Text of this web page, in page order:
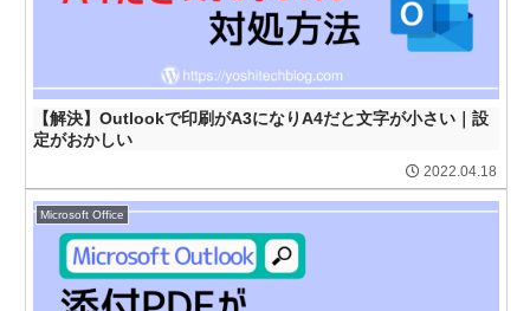
【解決】Outlookで印刷がA3になりA4だと文字が小さい｜設
定がおかしい
2022.04.18
Microsoft Office